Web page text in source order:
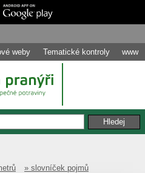
weby Tematické kontroly www
» slovníček pojmů